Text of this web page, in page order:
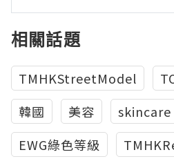
相關話題
TMHKStreetModel
韓國
美容 skincare
EWG綠色等級